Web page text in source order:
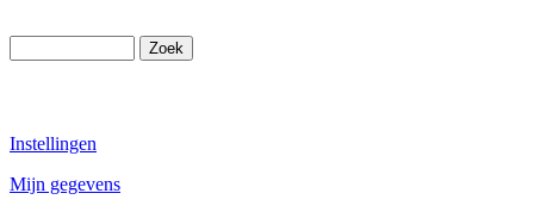
Instellingen
Mijn gegevens